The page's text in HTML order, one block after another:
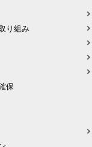
り組み
保